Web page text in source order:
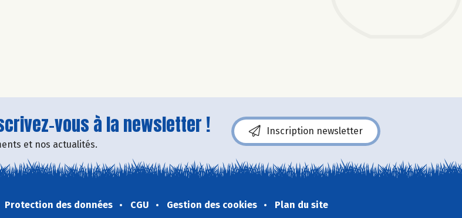
vous à la newsletter !
et nos actualités.
Inscription newsletter
Protection des données CGU Gestion des cookies Plan du site